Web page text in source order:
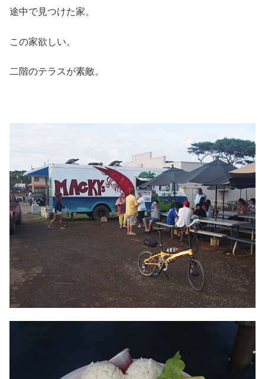
途中で見つけた家。
この家欲しい。
二階のテラスが素敵。